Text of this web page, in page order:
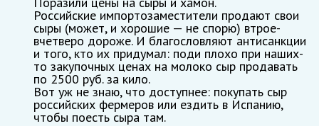
Российские импортозаместители продают свои
сыры (может, и хорошие — не спорю) втрое-
вчетверо дороже. И благословляют антисанкции
и того, кто их придумал: поди плохо при наших-
то закупочных ценах на молоко сыр продавать
по 2500 руб. за кило.
Вот уж не знаю, что доступнее: покупать сыр
российских фермеров или ездить в Испанию,
чтобы поесть сыра там.